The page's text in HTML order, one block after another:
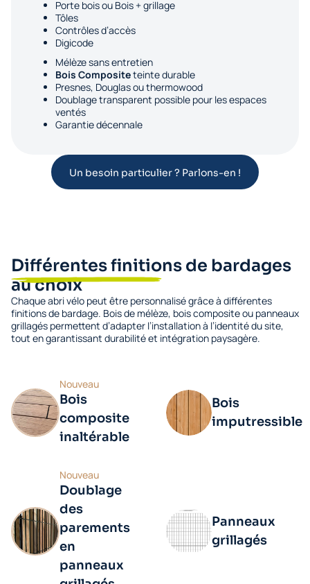
Porte bois ou Bois + grillage
Tôles
Contrôles d’accès
Digicode
Mélèze sans entretien
Bois Compositeteinte durable
Presnes, Douglas ou thermowood
Doublage transparent possible pour les espaces
ventés
Garantie décennale
Un besoin particulier ? Parlons-en !
Différentes finitions de bardages
au choix
Chaque abri vélo peut être personnalisé grâce à différentes
finitions de bardage. Bois de mélèze, bois composite ou panneaux
grillagés permettent d’adapter l’installation à l’identité du site,
tout en garantissant durabilité et intégration paysagère.
Nouveau
Bois
composite
inaltérable
Bois
imputressible
Nouveau
Doublage
des
parements
en
panneaux
Panneaux
grillagés